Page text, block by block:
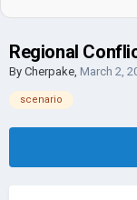
Regional
By Cherpake, March 2,
scenario